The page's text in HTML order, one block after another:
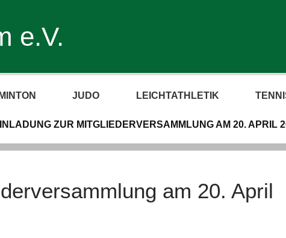
e.V.
JUDO LEICHTATHLETIK
ZUR MITGLIEDERVERSAMMLUNG AM 20. APRIL
am 20. April